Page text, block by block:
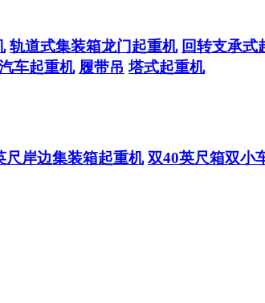
轨道式集装箱龙门起重机 回转支承式
车起重机 履带吊 塔式起重机
尺岸边集装箱起重机 双40英尺箱双小